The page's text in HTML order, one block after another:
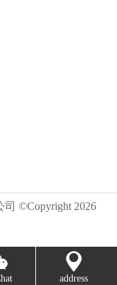
司 ©Copyright 2026
address0.222581s